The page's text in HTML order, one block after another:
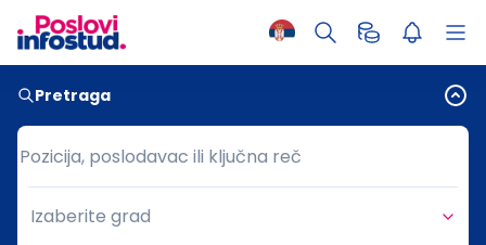
Pretraga
Pozicija, poslodavac ili ključna reč
Pozicija, poslodavac ili ključna reč
Grad
Izaberite grad